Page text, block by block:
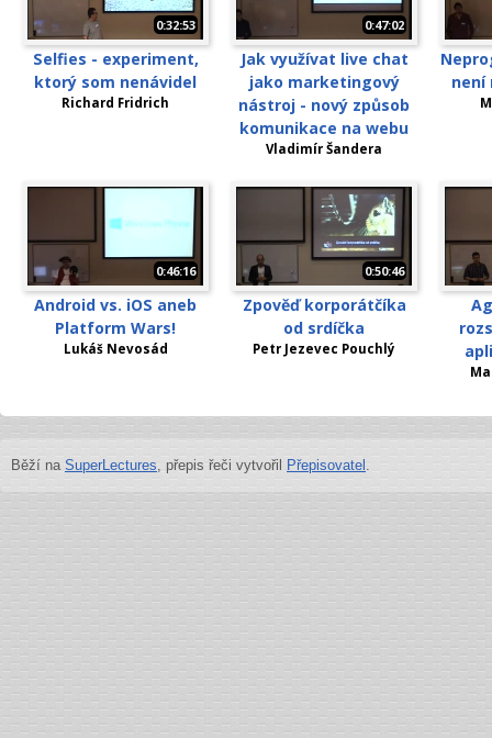
0:32:53
Selfies - experiment,
ktorý som nenávidel
Richard Fridrich
0:47:02
Jak využívat live chat
jako marketingový
nástroj - nový způsob
komunikace na webu
Vladimír Šandera
není
0:46:16
Android vs. iOS aneb
Platform Wars!
Lukáš Nevosád
0:50:46
Zpověď korporátčíka
od srdíčka
Petr Jezevec Pouchlý
Běží na SuperLectures, přepis řeči vytvořil Přepisovatel .